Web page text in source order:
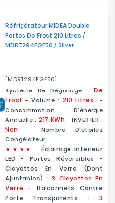
Réfrigérateur MIDEA Double
Portes De Frost 210 Litres /
MDRT294FGF50 / Silver
[MDRT294FGF50]
Système De Dégivrage :
De
Frost - Volume : 210 Litres -
Consommation D'énergie
Annuelle : 217 KWh -INVERTER :
Non- Nombre D'étoiles
Congélateur :
★ ★ ★★ - Éclairage Intérieur
LED - Portes Réversibles -
Clayettes En Verre (dont
Ajustables) : 3 Clayettes En
Verre - Balconnets Contre
Porte Transparents : 3